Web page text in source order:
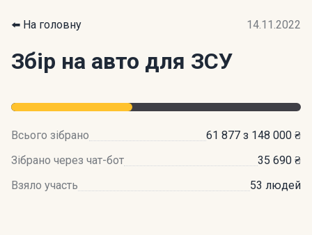
⬅️ На головну 14.11.2022
Збір на авто для ЗСУ
Всього зібрано
61 877 з 148 000 ₴
Зібрано через чат-бот
35 690 ₴
Взяло участь
53 людей